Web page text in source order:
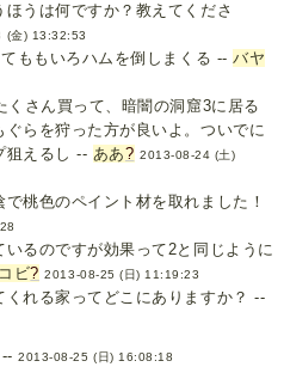
うは何ですか？教えてくださ
(金) 13:32:53
ももいろハムを倒しまくる --バヤ
くさん買って、暗闇の洞窟3に居る
らを狩った方が良いよ。ついでに
狙えるし -- ああ? 2013-08-24 (土)
桃色のペイント材を取れました！
るのですが効果って2と同じように
ビ? 2013-08-25 (日) 11:19:23
くれる家ってどこにありますか？ --
--2013-08-25 (日) 16:08:18